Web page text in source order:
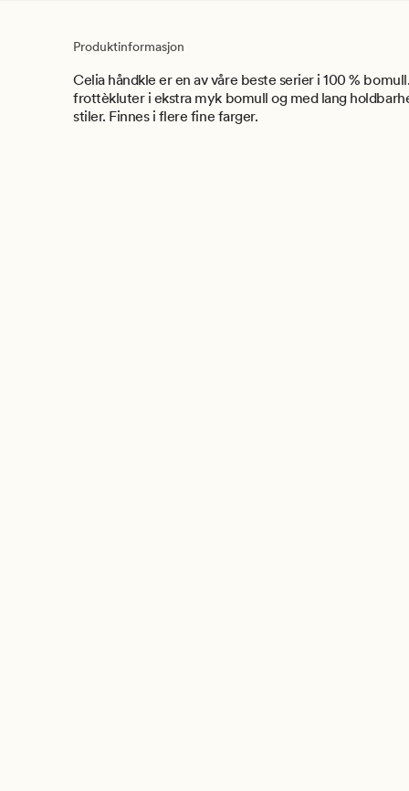
Produktinformasjon
Celia håndkle er en av våre beste serier i 100 %
frottèkluter i ekstra myk bomull og med lang
stiler. Finnes i flere fine farger.